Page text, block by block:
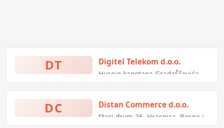
DT Digitel Telekom d.o.o.
Husein-kapetana GradaŠčevića
DC Distan Commerce d.o.o.
Stari drum 26, Hrasnica, Bosna i